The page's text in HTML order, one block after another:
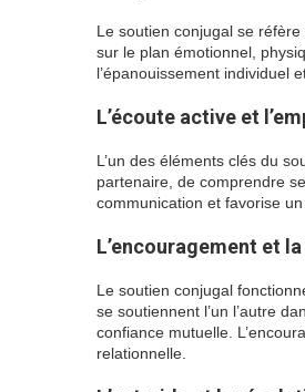
Le soutien conjugal se
sur le plan émotionnel,
l’épanouissement individuel
L’écoute active et
L’un des éléments clés du
partenaire, de comprendre
communication et favorise
L’encouragement et
Le soutien conjugal
se soutiennent l’un l’autre
confiance mutuelle.
relationnelle.